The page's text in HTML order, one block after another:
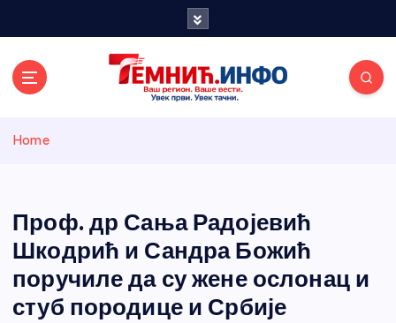
и портал
Home
Проф. др Сања Радојевић
Шкодрић и Сандра Божић
поручиле да су жене ослонац и
стуб породице и Србије